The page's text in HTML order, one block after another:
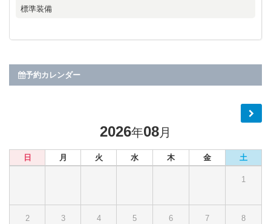
標準装備
予約カレンダー
2026年08月
日 月 火 水 木 金 土
1
2 3 4 5 6 7 8